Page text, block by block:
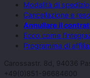
Modalità di
Cancellazione e reso
Annullare il
Ecco come
Programma di
Carossastr. 8d, 94036
+49(0)851-96684600